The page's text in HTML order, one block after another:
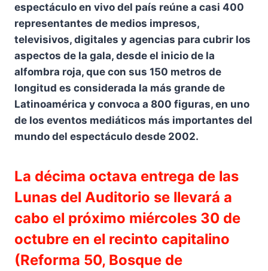
espectáculo en vivo del país reúne a casi 400
representantes de medios impresos,
televisivos, digitales y agencias para cubrir los
aspectos de la gala, desde el inicio de la
alfombra roja, que con sus 150 metros de
longitud es considerada la más grande de
Latinoamérica y convoca a 800 figuras, en uno
de los eventos mediáticos más importantes del
mundo del espectáculo desde 2002.
La décima octava entrega de las
Lunas del Auditorio se llevará a
cabo el próximo miércoles 30 de
octubre en el recinto capitalino
(Reforma 50, Bosque de